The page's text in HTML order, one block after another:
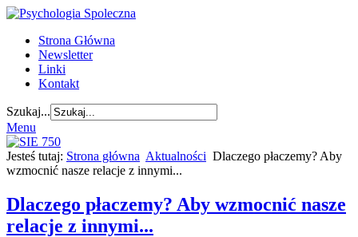
Strona Główna
Newsletter
Linki
Kontakt
Szukaj...
Menu
Jesteś tutaj: Strona główna Aktualności Dlaczego płaczemy? Aby
wzmocnić nasze relacje z innymi...
Dlaczego płaczemy? Aby wzmocnić nasze
relacje z innymi...